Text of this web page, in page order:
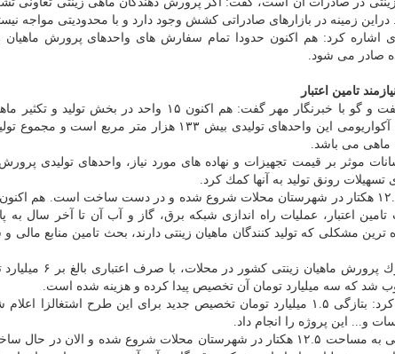
زمینه در بازارهای صادراتی كشش وجود دارد و با محدودیتی مواجه
كرد: هم اكنون حدودا تمام سفارش های واحدهای پرورش ماهیان
صادر می شود.
تامین اعتبار
مدیر جهاد كشاورزی شهرستان محلات در گفت و گو با خبرنگار مهر گفت: هم
محلات فعالیت می نمایند كه مساحت فضای آكواریومی این واحدهای تولیدی بیش
موثر بر قیمت تجهیزات و نهاده های مورد نیاز، واحدهای تولیدی
تسهیلات رونق تولید به آنها كمك كرد.
اعتبار، عملیات راه اندازی شبكه برق، گاز و آب آن تا آخر سال به
مشكلی كه تولید كنندگان ماهیان زینتی دارند، بحث تامین منابع مالی
جعفری اظهار داشت: راه اندازی
كه سه میلیارد تومان آن تخصیص پیدا كرده و هزینه شده است.
مدیر جهاد كشاورزی شهرستان محلات بیان كرد: بتازگی ۱.۵ میلیارد تومان تخصیص جدید برای این
و... این پروژه را انجام داد.
وی اشاره كرد: این طرح از سال ۹۴ در زمینی به مساحت ۱۲.۵ هكتار در شهرستان محلات شروع